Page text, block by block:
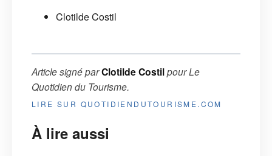
Clotilde Costil
Article signé parClotilde CostilpourLe
Quotidien du Tourisme.
LIRE SUR QUOTIDIENDUTOURISME.COM
À lire aussi